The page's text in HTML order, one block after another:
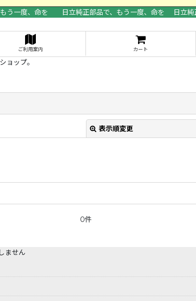
もう一度、命を 日立純正部品で、もう一度、命を 日立純
ご利用案内 カート
ョップ。
表示順変更
0件
ません